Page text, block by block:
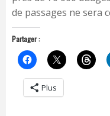
de passages ne sera
Partager :
Plus